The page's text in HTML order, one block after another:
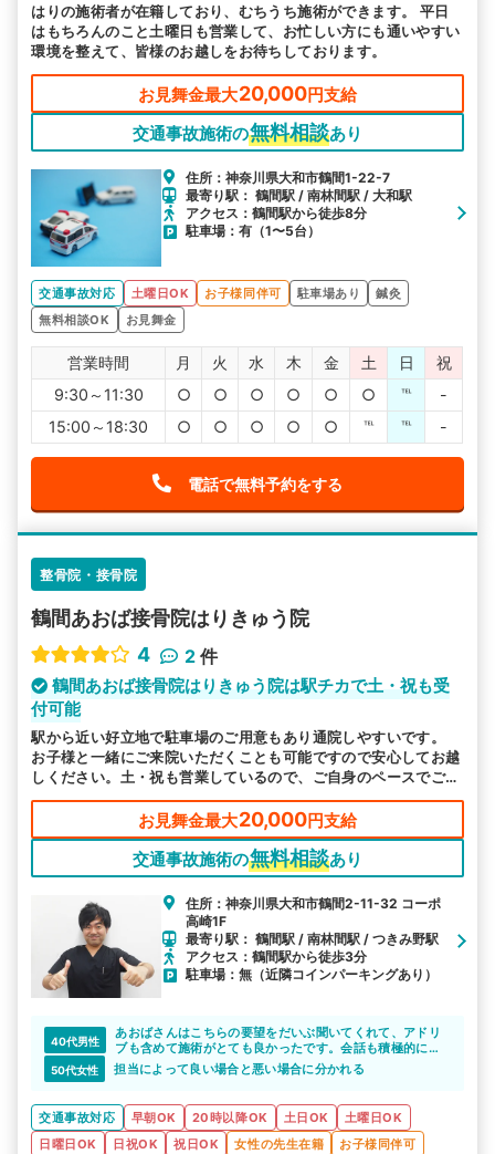
はりの施術者が在籍しており、むちうち施術ができます。 平日
はもちろんのこと土曜日も営業して、お忙しい方にも通いやすい
環境を整えて、皆様のお越しをお待ちしております。
お見舞金最大20,000円支給
交通事故施術の無料相談あり
住所：神奈川県大和市鶴間1-22-7
最寄り駅： 鶴間駅 / 南林間駅 / 大和駅
アクセス：鶴間駅から徒歩8分
駐車場：有（1〜5台）
交通事故対応 土曜日OK お子様同伴可 駐車場あり
鍼灸
無料相談OK
お見舞金
営業時間 月 火 水 木 金 土 日
祝
9:30～11:30
○ ○ ○ ○ ○ ○ ℡
-
15:00～18:30
○ ○ ○ ○ ○ ℡ ℡ -
電話で無料予約をする
整骨院・接骨院
鶴間あおば接骨院はりきゅう院
4
2 件
鶴間あおば接骨院はりきゅう院は駅チカで土・祝も受
付可能
駅から近い好立地で駐車場のご用意もあり通院しやすいです。
お子様と一緒にご来院いただくことも可能ですので安心してお越
しください。土・祝も営業しているので、ご自身のペースでご通
院いただける環境を整えております。
お見舞金最大20,000円支給
交通事故施術の無料相談あり
住所：神奈川県大和市鶴間2-11-32 コーポ
高崎1F
最寄り駅： 鶴間駅 / 南林間駅 / つきみ野駅
アクセス：鶴間駅から徒歩3分
駐車場：無（近隣コインパーキングあり）
40代男性
あおばさんはこちらの要望をだいぶ聞いてくれて、アドリ
ブも含めて施術がとても良かったです。会話も積極的にし
てくれて和やかな雰囲気づくりをしてくれました。良き。
50代女性 担当によって良い場合と悪い場合に分かれる
交通事故対応 早朝OK 20時以降OK 土日OK
土曜日OK
日曜日OK
日祝OK 祝日OK 女性の先生在籍
お子様同伴可